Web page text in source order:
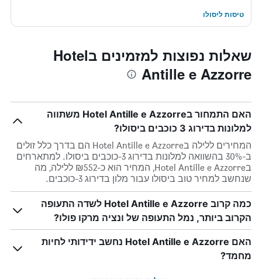
טיסות ליסולו
שאלות נפוצות למזמינים בHotel
Antille e Azzorre
האם התמחור בHotel Antille e Azzorre משתווה
למלונות בדירוג 3 כוכבים ביסולו?
המחירים ללילה בHotel Antille e Azzorre הם בדרך כלל זולים
ב-30% בהשוואה למלונות בדירוג 3-כוכבים ביסולו. למתארחים
בHotel Antille e Azzorre, המחיר הוא כ-₪552 ללילה, מה
שנחשב למחיר טוב ביסולו עבור מלון בדירוג 3-כוכבים.
כמה קרוב Hotel Antille e Azzorre לשדה התעופה
הקרוב ביותר, נמל התעופה של ונציה מרקו פולו?
האם Hotel Antille e Azzorre נחשב ידידותי לחיות
מחמד?